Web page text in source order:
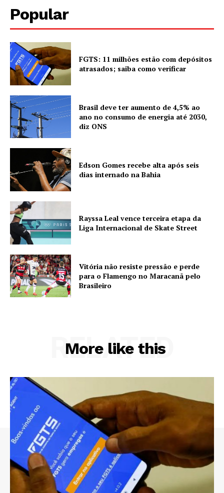
Popular
FGTS: 11 milhões estão com depósitos
atrasados; saiba como verificar
Brasil deve ter aumento de 4,5% ao
ano no consumo de energia até 2030,
diz ONS
Edson Gomes recebe alta após seis
dias internado na Bahia
Rayssa Leal vence terceira etapa da
Liga Internacional de Skate Street
Vitória não resiste pressão e perde
para o Flamengo no Maracanã pelo
Brasileiro
More like this
RELATED